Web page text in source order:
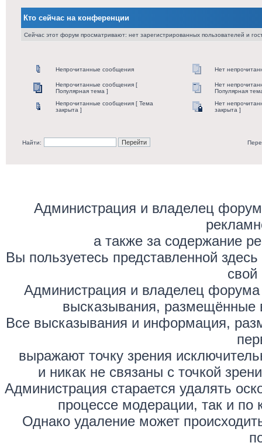
Кто сейчас на конференции
Сейчас этот форум просматривают: нет зарегистрированных пользователей и
Непрочитанные сообщения Нет
Непрочитанные сообщения [
Популярная тема ]
Нет
Популярная
Непрочитанные сообщения [ Тема
закрыта ]
Нет
закрыта ]
Найти:
Администрация и владелец
а также за содержание
Вы пользуетесь представленной
свой
Администрация и владелец форума
высказывания, размещённые
Все высказывания и информация,
выражают точку зрения
и никак не связаны с точкой
Администрация старается удалять
процессе модерации, так и по
Однако удаление может